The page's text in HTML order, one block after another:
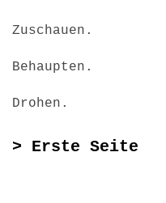
Zuschauen.
Behaupten.
Drohen.
> Erste Seite